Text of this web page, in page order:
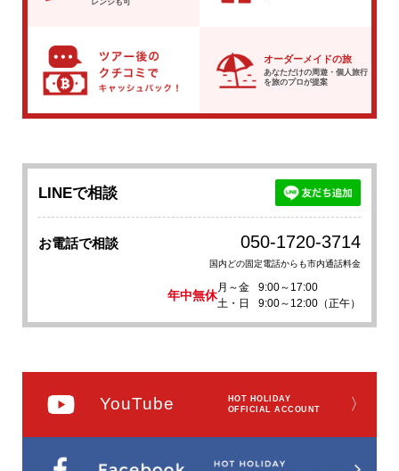
オーダーメイドの旅
あなただけの周遊・個人旅行
を旅のプロが提案
LINEで相談
お電話で相談 050-1720-3714
国内どの固定電話からも市内通話料金
年中無休
月～金
9:00～17:00
土・日
9:00～12:00（正午）
YouTube
HOT HOLIDAY
OFFICIAL ACCOUNT
〉